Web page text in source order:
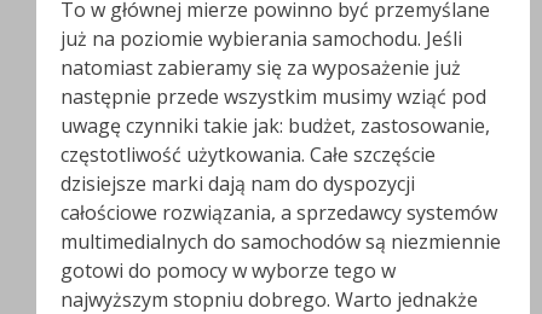
To w głównej mierze powinno być przemyślane
już na poziomie wybierania samochodu. Jeśli
natomiast zabieramy się za wyposażenie już
następnie przede wszystkim musimy wziąć pod
uwagę czynniki takie jak: budżet, zastosowanie,
częstotliwość użytkowania. Całe szczęście
dzisiejsze marki dają nam do dyspozycji
całościowe rozwiązania, a sprzedawcy systemów
multimedialnych do samochodów są niezmiennie
gotowi do pomocy w wyborze tego w
najwyższym stopniu dobrego. Warto jednakże